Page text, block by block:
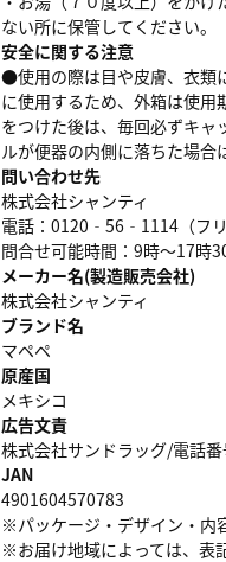
ない所に保管してください。
安全に関する注意
●使用の際は目や皮膚、衣類
に使用するため、外箱は使
をつけた後は、毎回必ずキ
ルが便器の内側に落ちた場合
問い合わせ先
株式会社シャンティ
電話：0120‐56‐1114（フ
問合せ可能時間：9時～17時
メーカー名(製造販売会社)
株式会社シャンティ
ブランド名
マペペ
原産国
メキシコ
広告文責
株式会社サンドラッグ/電話
JAN
4901604570783
※パッケージ・デザイン・内
※お届け地域によっては、表